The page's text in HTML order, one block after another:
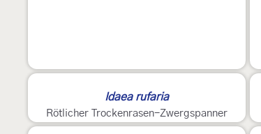
Idaea rufaria
Rötlicher Trockenrasen-Zwergspanner